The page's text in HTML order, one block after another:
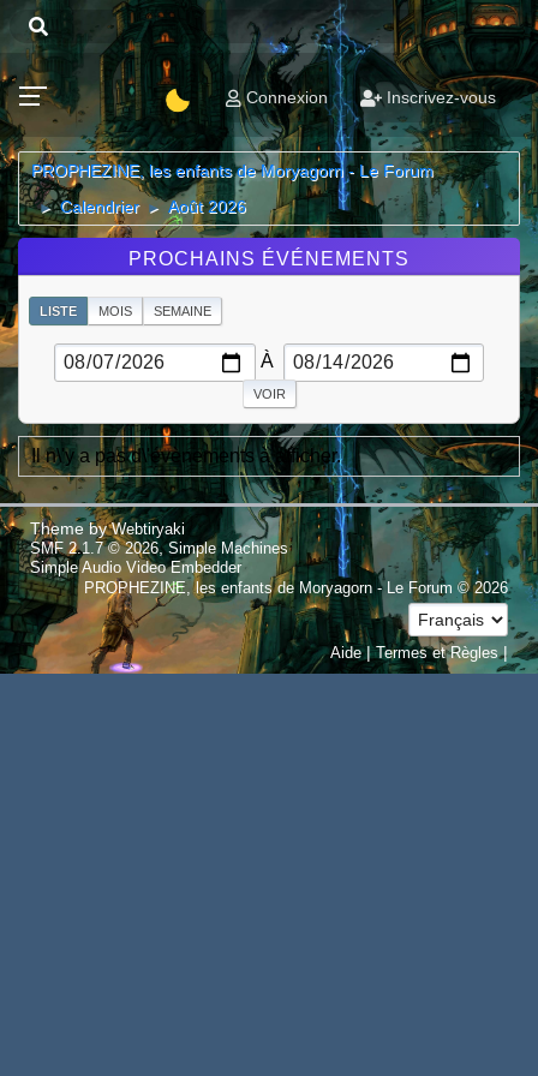
Connexion Inscrivez-vous
PROPHEZINE, les enfants de Moryagorn - Le Forum
► Calendrier ► Août 2026
PROCHAINS ÉVÉNEMENTS
LISTE MOIS SEMAINE
À
Il n\'y a pas d\'évènements à afficher.
Theme byWebtiryaki
SMF 2.1.7 © 2026,Simple Machines
Simple Audio Video Embedder
PROPHEZINE, les enfants de Moryagorn - Le Forum © 2026
Aide|Termes et Règles|